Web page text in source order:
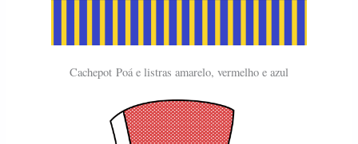
Cachepot Poá e listras amarelo, vermelho e azul